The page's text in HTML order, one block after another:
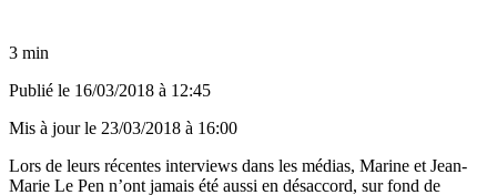
3 min
Publié le 16/03/2018 à 12:45
Mis à jour le 23/03/2018 à 16:00
Lors de leurs récentes interviews dans les médias, Marine et Jean-
Marie Le Pen n’ont jamais été aussi en désaccord, sur fond de